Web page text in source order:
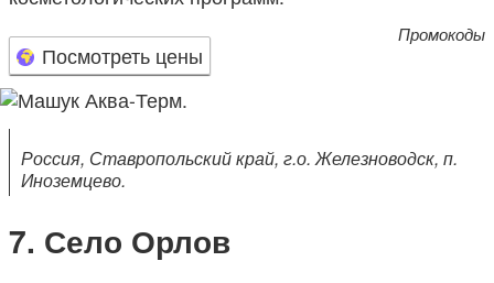
Посмотреть цены
Промокоды
Россия, Ставропольский край, г.о. Железноводск, п.
Иноземцево.
Село Орлов